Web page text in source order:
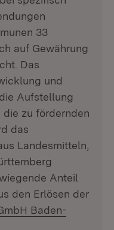
33
auf Gewährung
Das
und
Aufstellung
zu fördernden
das
Landesmitteln,
Anteil
den Erlösen der
Baden-